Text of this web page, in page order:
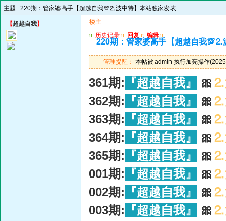
主题 : 220期：管家婆高手【超越自我💯⒉波中特】本站独家发表
【超越自我】
楼主
u 历史记录 u 回复 u 编辑 u
220期：管家婆高手【超越自我💯⒉
管理提醒： 本帖被 admin 执行加亮操作
361期: 『超越自我』 🎀 ⒉
362期: 『超越自我』 🎀 ⒉
363期: 『超越自我』 🎀 ⒉
364期: 『超越自我』 🎀 ⒉
365期: 『超越自我』 🎀 ⒉
001期: 『超越自我』 🎀 ⒉
002期: 『超越自我』 🎀 ⒉
003期: 『超越自我』 🎀 ⒉